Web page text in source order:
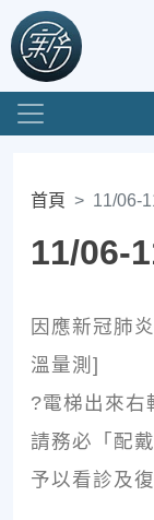
首頁 11/06-
11/06-
因應新冠肺
溫量測]
?電梯出來右
請務必「配
予以看診及